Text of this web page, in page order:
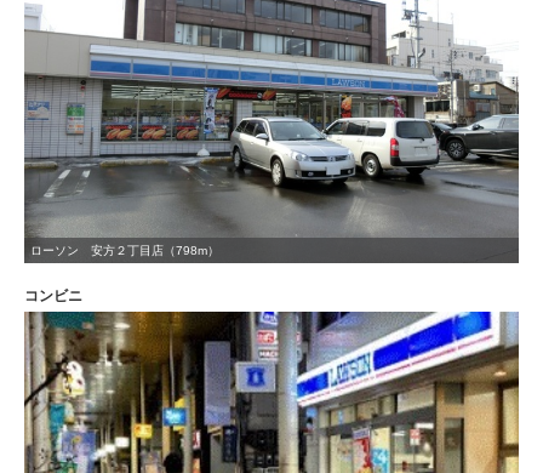
ローソン 安方２丁目店（798m）
コンビニ